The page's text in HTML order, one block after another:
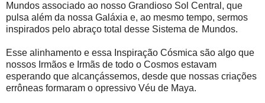
Mundos associado ao nosso Grandioso Sol Central, que
pulsa além da nossa Galáxia e, ao mesmo tempo, sermos
inspirados pelo abraço total desse Sistema de Mundos.
Esse alinhamento e essa Inspiração Cósmica são algo que
nossos Irmãos e Irmãs de todo o Cosmos estavam
esperando que alcançássemos, desde que nossas criações
errôneas formaram o opressivo Véu de Maya.